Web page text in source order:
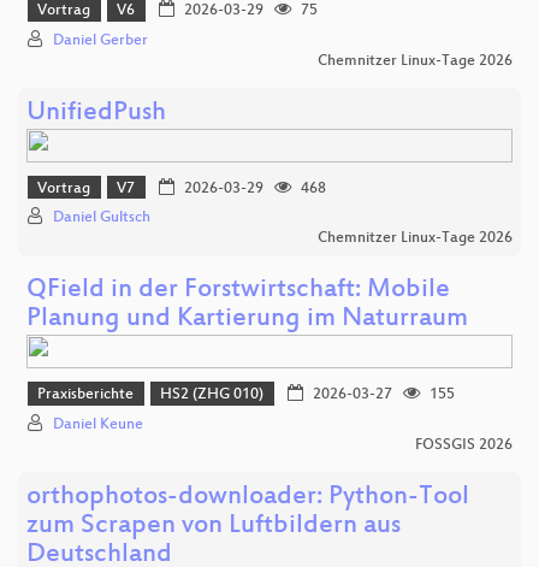
Vortrag V6 2026-03-29
75
Daniel Gerber
Chemnitzer Linux-Tage 2026
UnifiedPush
Vortrag V7 2026-03-29
468
Daniel Gultsch
Chemnitzer Linux-Tage 2026
QField in der Forstwirtschaft: Mobile
Planung und Kartierung im Naturraum
Praxisberichte HS2 (ZHG 010) 2026-03-27
155
Daniel Keune
FOSSGIS 2026
orthophotos-downloader: Python-Tool
zum Scrapen von Luftbildern aus
Deutschland